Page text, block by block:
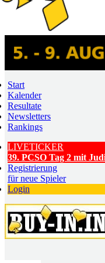
Start
Kalender
Resultate
Newsletters
Rankings
LIVETICKER
39. PCSO Tag 2 mit
Registrierung
für neue Spieler
Login